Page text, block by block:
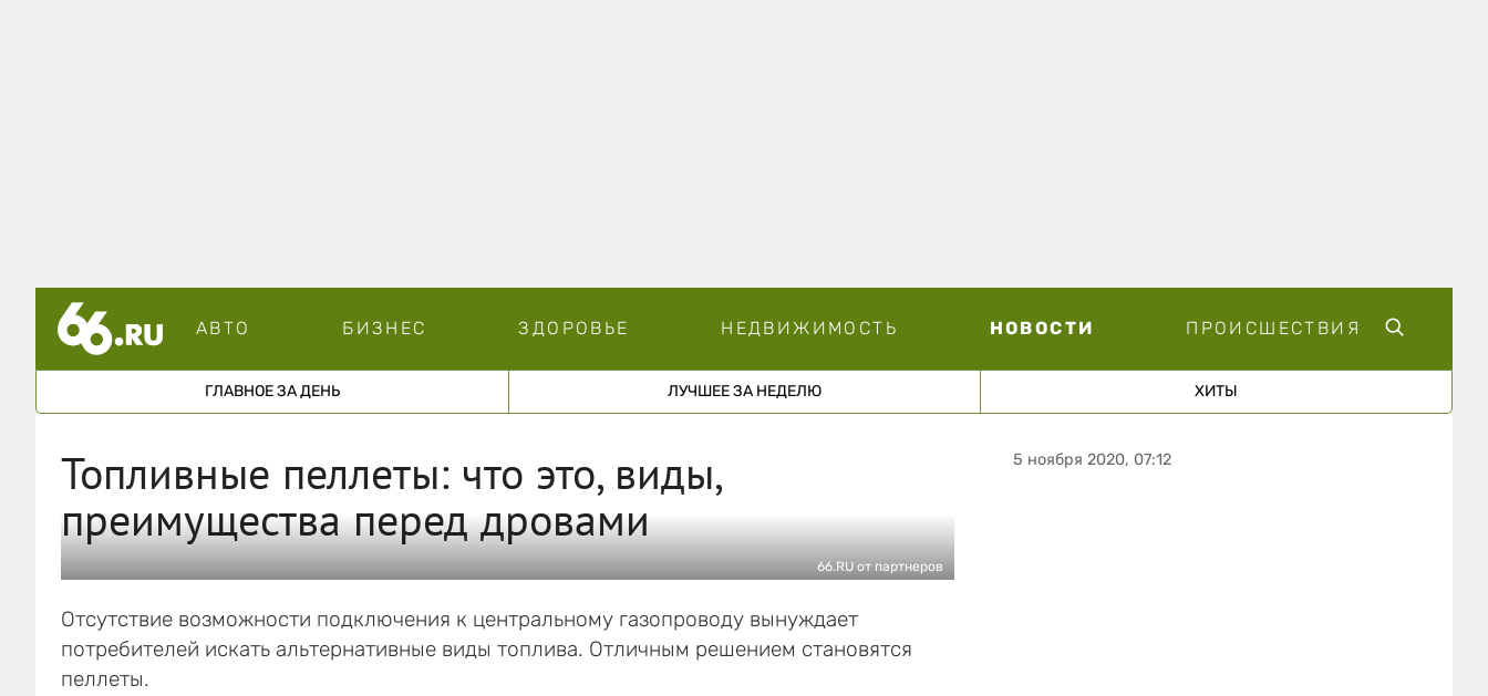
АВТО БИЗНЕС ЗДОРОВЬЕ НЕДВИЖИМОСТЬ НОВОСТИ ПРОИСШЕСТВИЯ
ГЛАВНОЕ ЗА ДЕНЬ ЛУЧШЕЕ ЗА НЕДЕЛЮ ХИТЫ
Топливные пеллеты: что это, виды,
преимущества перед дровами
66.RU от партнеров
Отсутствие возможности подключения к центральному газопроводу вынуждает
потребителей искать альтернативные виды топлива. Отличным решением становятся
пеллеты.
5 ноября 2020, 07:12